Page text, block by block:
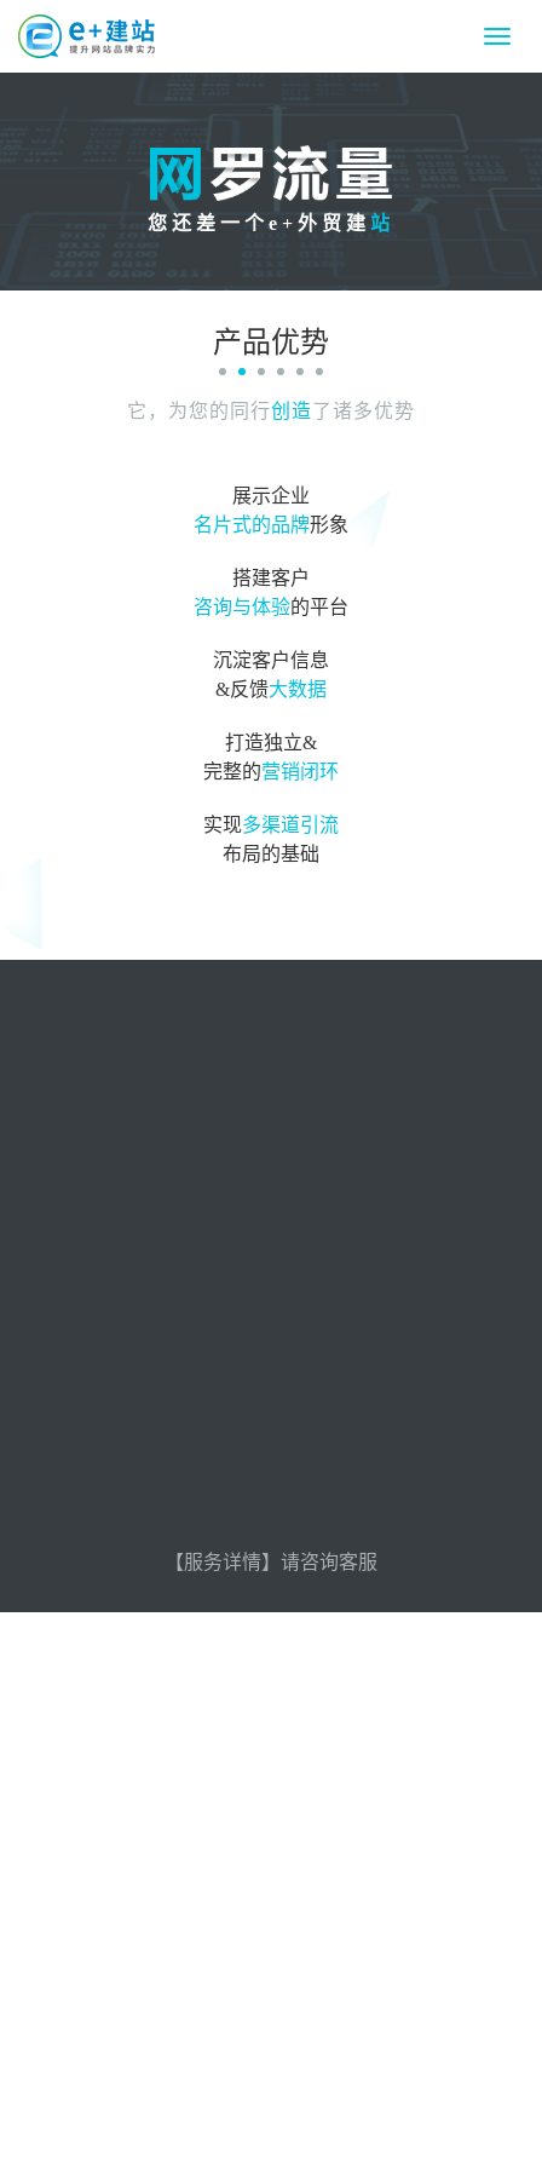
Menu
您还差一个e+外贸建 站
产品优势
它，为您的同行创造了诸多优势
展示企业
名片式的品牌形象
搭建客户
咨询与体验的平台
沉淀客户信息
&反馈大数据
打造独立&
完整的营销闭环
实现多渠道引流
布局的基础
【服务详情】请咨询客服